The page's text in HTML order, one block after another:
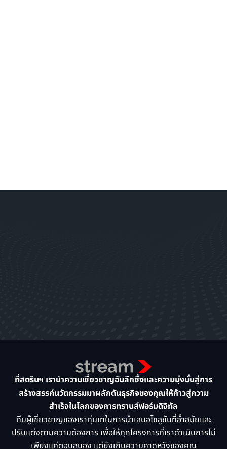
ที่สตรีมฯ เรานำความเชี่ยวชาญอันลึกซึ้งและความมุ่งมั่นสู่การ
สร้างสรรค์นวัตกรรมมาผลักดันธุรกิจของคุณให้ก้าวสู่ความ
สำเร็จในโลกของการทรานส์ฟอร์มดิจิทัล
ทีมผู้เชี่ยวชาญของเราทุ่มเทในการนำเสนอโซลูชันที่ล้ำสมัยและ
ปรับแต่งตามความต้องการ เพื่อให้ทุกโครงการที่เราดำเนินการไม่
เพียงแค่ตอบสนอง แต่ยังเกินความคาดหวังของคุณ